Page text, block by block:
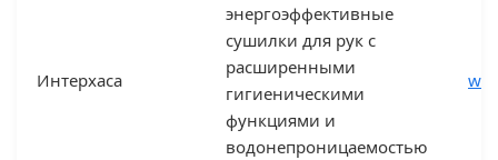
Интерхаса
энергоэффективные
сушилки для рук с
расширенными
гигиеническими
функциями и
водонепроницаемостью